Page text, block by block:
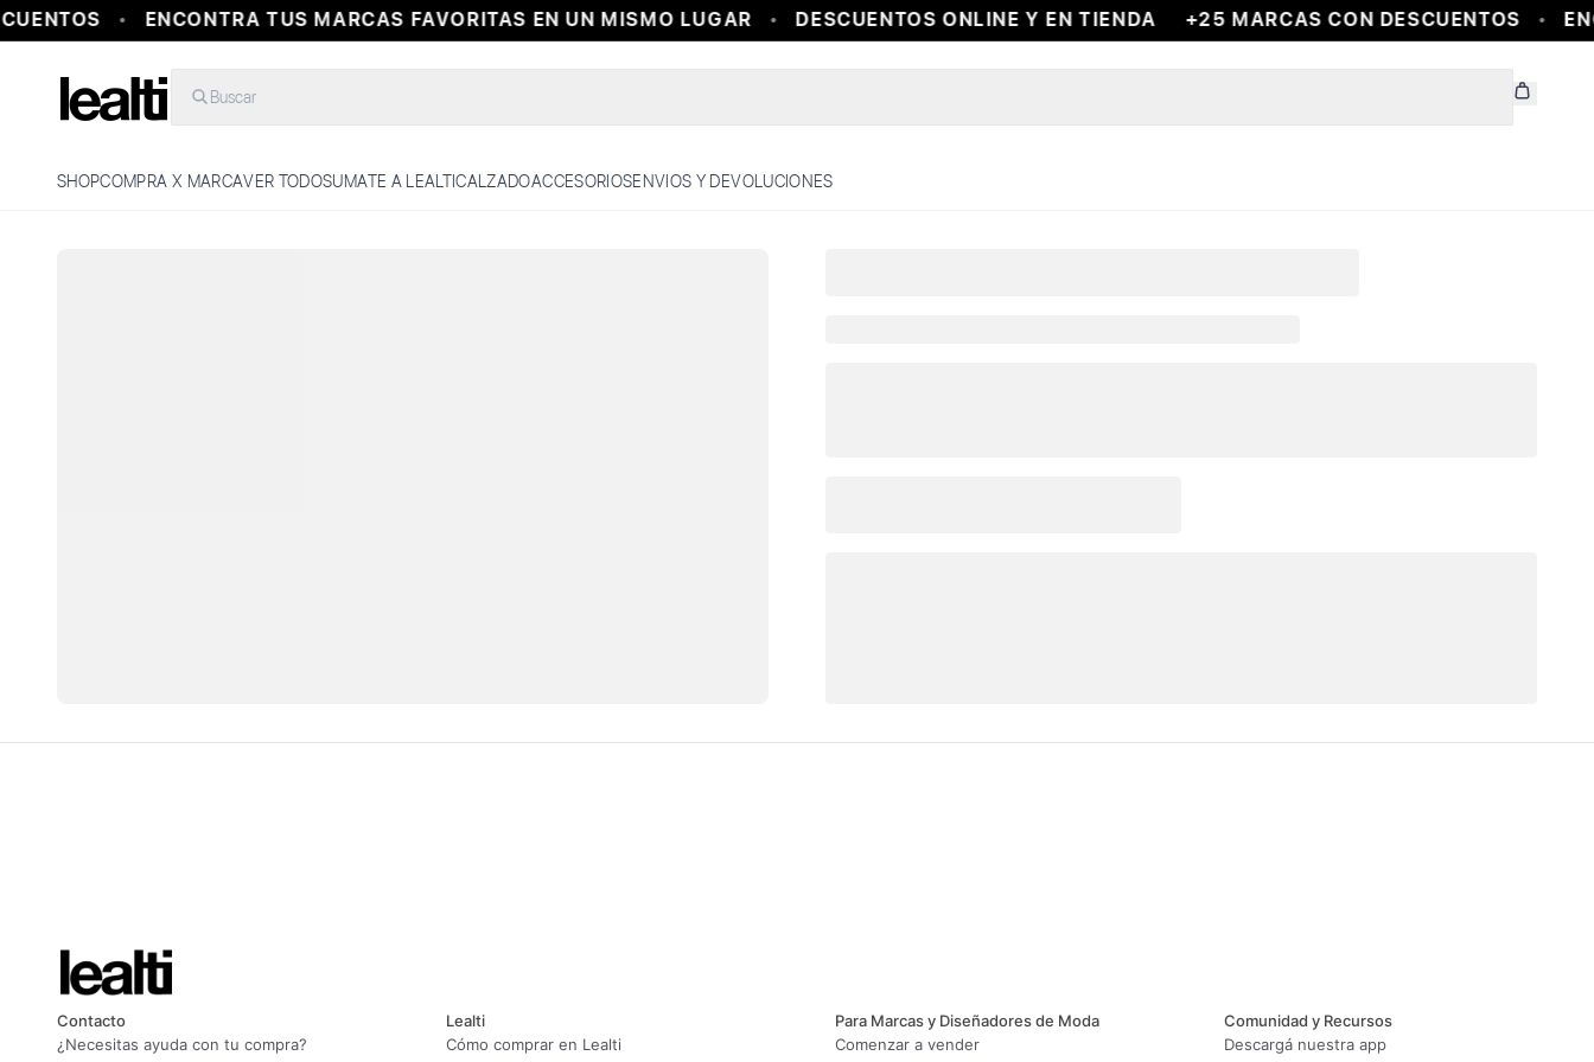
ENCONTRA TUS MARCAS FAVORITAS EN UN MISMO LUGAR DESCUENTOS ONLINE Y EN TIENDA +25 MARCAS CON DESCUENTOS
Buscar
SHOPCOMPRA X MARCAVER TODOSUMATE A LEALTICALZADOACCESORIOSENVIOS Y DEVOLUCIONES
Contacto
¿Necesitas ayuda con tu compra?
Lealti
Cómo comprar en Lealti
Para Marcas y Diseñadores de Moda
Comenzar a vender
Comunidad y Recursos
Descargá nuestra app